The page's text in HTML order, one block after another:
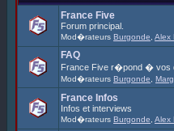
France Five
Forum principal.
Mod�rateurs Burgonde Alex
FAQ
France Five r�pond � vos
Mod�rateurs Burgonde
France Infos
Infos et interviews
Mod�rateurs Burgonde Alex